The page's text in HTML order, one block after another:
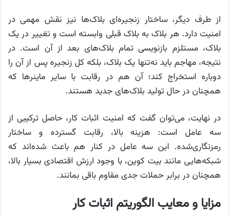
از طرف دیگر، ساختار زنجیره‌ای بلاک‌ها نیز نقش مهمی در
امنیت دارد. هر بلاک به بلاک قبلی وابسته است و تغییر در یک
بلاک، مستلزم بازنویسی تمام بلاک‌های بعد از آن است. در
نتیجه، مهاجم باید نه‌تنها یک بلاک، بلکه کل زنجیره پس از آن را
دوباره استخراج کند؛ آن هم در رقابت با سایر ماینرها که
همچنان در حال تولید بلاک‌های جدید هستند.
در نهایت، می‌توان گفت که امنیت اثبات کار، حاصل ترکیبی از
سه عامل است: هزینه بالا، رقابت گسترده و ساختار
رمزنگاری‌شده. این سه عامل در کنار هم باعث شده‌اند که
شبکه‌هایی مانند بیت‌ کوین، با وجود ارزش اقتصادی بسیار بالا،
همچنان در برابر حملات جدی مقاوم باقی بمانند.
مزایا و معایب الگوریتم اثبات کار